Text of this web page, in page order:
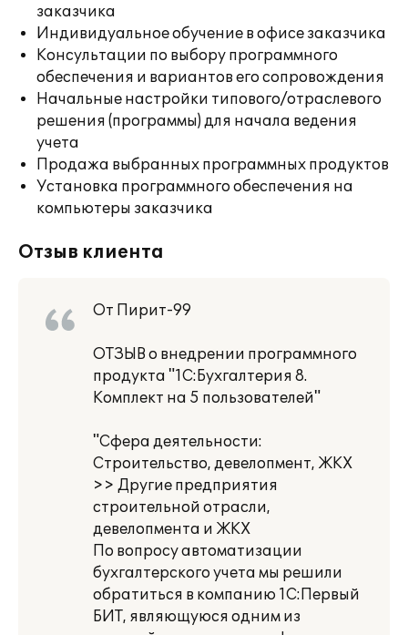
заказчика
Индивидуальное обучение в офисе заказчика
Консультации по выбору программного
обеспечения и вариантов его сопровождения
Начальные настройки типового/отраслевого
решения (программы) для начала ведения
учета
Продажа выбранных программных продуктов
Установка программного обеспечения на
компьютеры заказчика
Отзыв клиента
От Пирит-99
ОТЗЫВ о внедрении программного
продукта "1С:Бухгалтерия 8.
Комплект на 5 пользователей"
"Сфера деятельности:
Строительство, девелопмент, ЖКХ
>> Другие предприятия
строительной отрасли,
девелопмента и ЖКХ
По вопросу автоматизации
бухгалтерского учета мы решили
обратиться в компанию 1С:Первый
БИТ, являющуюся одним из